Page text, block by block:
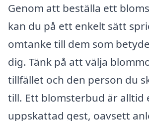
Genom att beställa ett
kan du på ett enkelt sätt
omtanke till dem som
dig. Tänk på att välja
tillfället och den person du
till. Ett blomsterbud är alltid
uppskattad gest, oavsett